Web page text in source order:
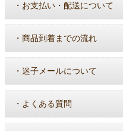
・ お支払い・配送について
・ 商品到着までの流れ
・ 迷子メールについて
・ よくある質問